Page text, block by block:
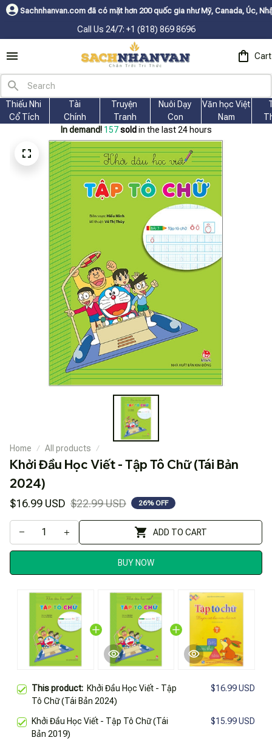
đã có mặt hơn 200 quốc gia như Mỹ, Canada, Úc, Nhật, Hàn, và các
Call Us 24/7: +1 (818) 869 8696
Cart
Thiếu Nhi
Cổ Tích
Tài
Chính
Truyện
Tranh
Nuôi Dạy
Con
Văn học Việt
Nam
In demand! 157 sold in the last 24 hours
Home All products
Khởi Đầu Học Viết - Tập Tô Chữ (Tái Bản
2024)
$16.99 USD $22.99 USD 26% OFF
ADD TO CART
BUY NOW
This product: Khởi Đầu Học Viết - Tập
Tô Chữ (Tái Bản 2024)
$16.99 USD
Khởi Đầu Học Viết - Tập Tô Chữ (Tái
Bản 2019)
$15.99 USD